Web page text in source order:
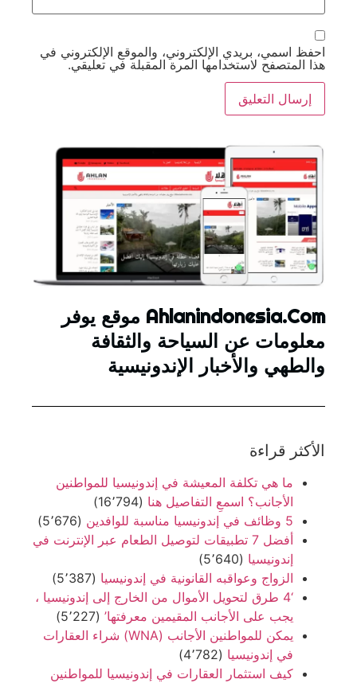
احفظ اسمي، بريدي الإلكتروني، والموقع الإلكتروني في
هذا المتصفح لاستخدامها المرة المقبلة في تعليقي.
Ahlanindonesia.Com موقع يوفر
معلومات عن السياحة والثقافة
والطهي والأخبار الإندونيسية
الأكثر قراءة
ما هي تكلفة المعيشة في إندونيسيا للمواطنين
الأجانب؟ اسمعِ التفاصيل هنا (16٬794)
5 وظائف في إندونيسيا مناسبة للوافدين
(5٬676)
أفضل 7 تطبيقات لتوصيل الطعام عبر الإنترنت في
إندونيسيا (5٬640)
الزواج وعواقبه القانونية في إندونيسيا (5٬387)
‘4 طرق لتحويل الأموال من الخارج إلى إندونيسيا ،
يجب على الأجانب المقيمين معرفتها’ (5٬227)
يمكن للمواطنين الأجانب (WNA) شراء العقارات
في إندونيسيا (4٬782)
كيف استثمار العقارات في إندونيسيا للمواطنين